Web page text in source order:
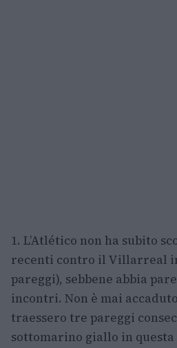
1. L’Atlético non ha subito
recenti contro il Villarreal
pareggi), sebbene abbia
incontri. Non è mai
traessero tre pareggi
sottomarino giallo in